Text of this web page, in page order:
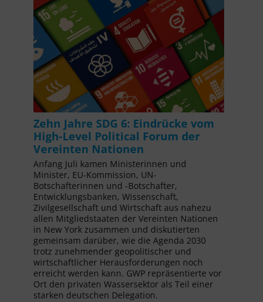
Zehn Jahre SDG 6: Eindrücke vom
High-Level Political Forum der
Vereinten Nationen
Anfang Juli kamen Ministerinnen und
Minister, EU-Kommission, UN-
Botschafterinnen und -Botschafter,
Entwicklungsbanken, Wissenschaft,
Zivilgesellschaft und Wirtschaft aus nahezu
allen Mitgliedstaaten der Vereinten Nationen
in New York zusammen und diskutierten
gemeinsam darüber, wie die Agenda 2030
trotz zunehmender geopolitischer und
wirtschaftlicher Herausforderungen noch
erreicht werden kann. GWP repräsentierte vor
Ort den privaten Wassersektor als Teil einer
starken deutschen Delegation.